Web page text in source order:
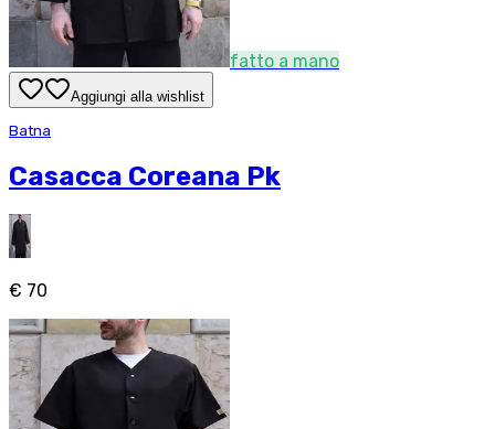
fatto a mano
Aggiungi alla wishlist
Batna
Casacca Coreana Pk
€ 70